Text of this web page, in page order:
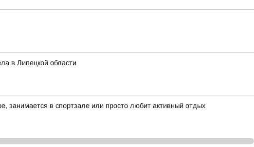
в Липецкой области
занимается в спортзале или просто любит активный отдых